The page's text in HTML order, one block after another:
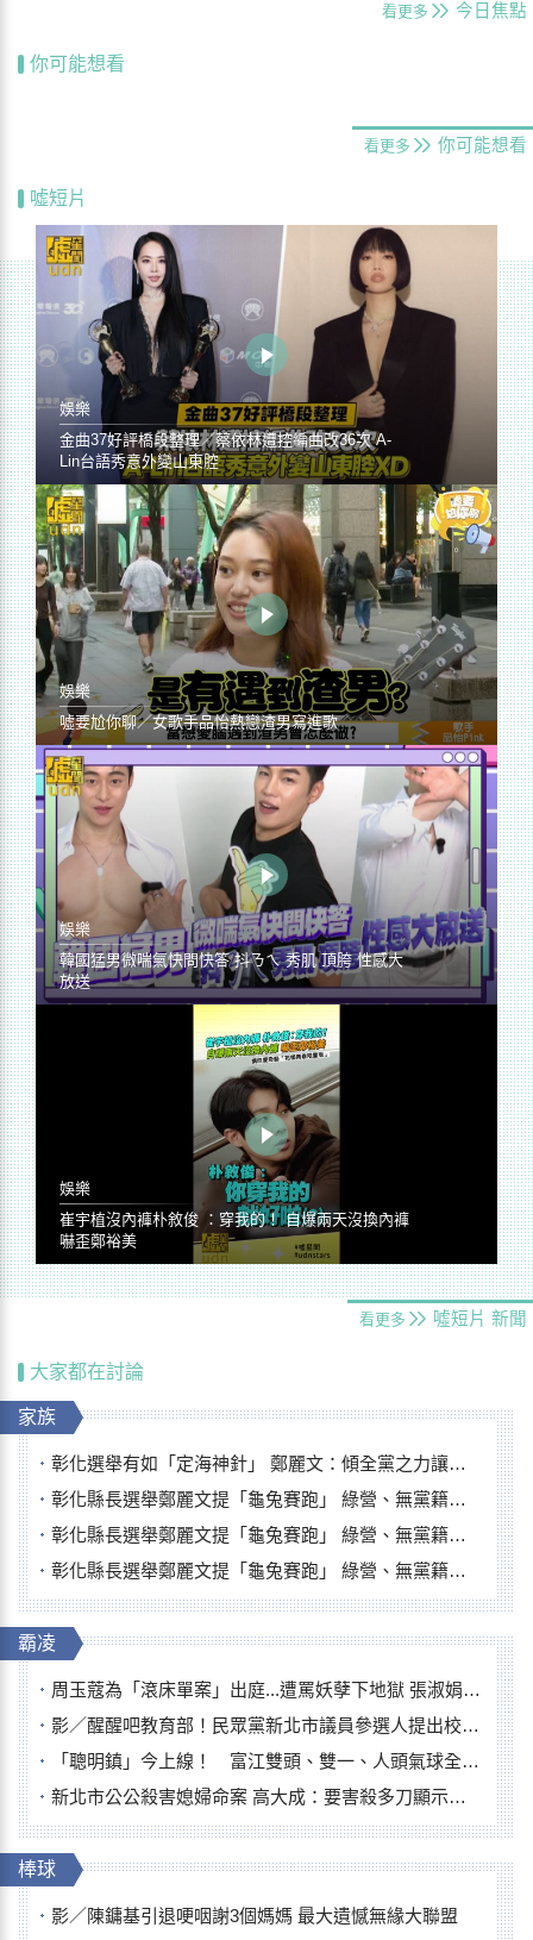
看更多 今日焦點
你可能想看
看更多 你可能想看
噓短片
娛樂
金曲37好評橋段整理／蔡依林遭控編曲改36次 A-
Lin台語秀意外變山東腔
娛樂
噓要尬你聊／女歌手品怡熱戀渣男寫進歌
娛樂
韓國猛男微喘氣快問快答 抖ㄋㄟ 秀肌 頂胯 性感大
放送
娛樂
崔宇植沒內褲朴敘俊 ：穿我的！ 自爆兩天沒換內褲
嚇歪鄭裕美
看更多 噓短片 新聞
大家都在討論
家族
彰化選舉有如「定海神針」 鄭麗文：傾全黨之力讓彰化贏
彰化縣長選舉鄭麗文提「龜兔賽跑」 綠營、無黨籍忙否認是烏龜
彰化縣長選舉鄭麗文提「龜兔賽跑」 綠營、無黨籍忙否認是烏龜
彰化縣長選舉鄭麗文提「龜兔賽跑」 綠營、無黨籍忙否認是烏龜
霸凌
周玉蔻為「滾床單案」出庭...遭罵妖孽下地獄 張淑娟批：舌頭殺人有罪
影／醒醒吧教育部！民眾黨新北市議員參選人提出校園反毒防線升級政見
「聰明鎮」今上線！ 富江雙頭、雙一、人頭氣球全登場
新北市公公殺害媳婦命案 高大成：要害殺多刀顯示怨恨深
棒球
影／陳鏞基引退哽咽謝3個媽媽 最大遺憾無緣大聯盟